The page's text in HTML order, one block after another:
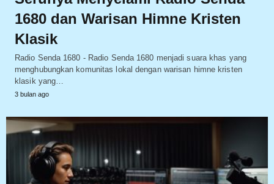
1680 dan Warisan Himne Kristen
Klasik
Radio Senda 1680 - Radio Senda 1680 menjadi suara khas yang
menghubungkan komunitas lokal dengan warisan himne kristen
klasik yang…
3 bulan ago